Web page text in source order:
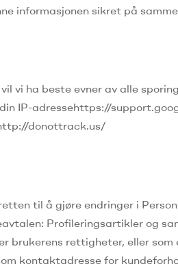
informasjonen sikret på
vi ha beste evner av alle
IP-adressehttps://
donottrack.us/
til å gjøre endringer i
Profileringsartikler og
brukerens rettigheter, eller
kontaktadresse for